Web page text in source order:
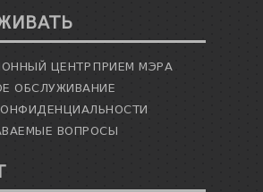
ПРЕЗИДЕНТУ И
ИНФОРМАЦИИ
ЗАЩИТЕ
ЦЕНТРПРИЕМ МЭРА
ОБСЛУЖИВАНИЕ
ВОПРОСЫ